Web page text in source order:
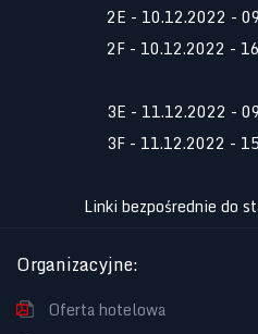
2E - 10.12.2022 -
2F - 10.12.2022 -
3E - 11.12.2022 -
3F - 11.12.2022 -
Linki bezpośrednie do
Organizacyjne:
Oferta hotelowa